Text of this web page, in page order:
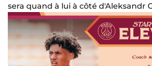
sera quand à lui à côté d'Aleksandr